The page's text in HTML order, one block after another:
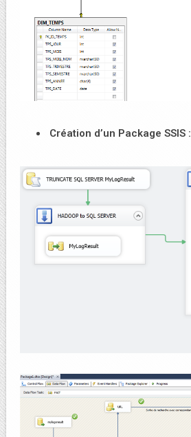
Création d’un Package SSIS :